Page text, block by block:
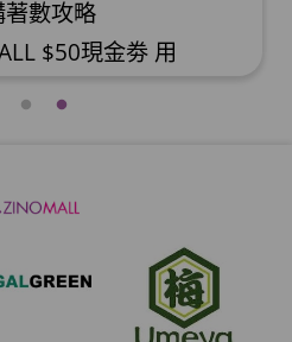
數攻略
$50現金劵 用
自動加入閣下
物滿$680(折實)即減
物 【迎新禮物優惠
ZINOMALL的賬戶，新
折實)，網上付款時使
送神秘迎新禮物。 著
折實)即減$150,